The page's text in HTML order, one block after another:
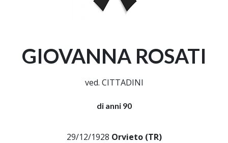
GIOVANNA ROSATI
ved. CITTADINI
di anni 90
29/12/1928 Orvieto (TR)